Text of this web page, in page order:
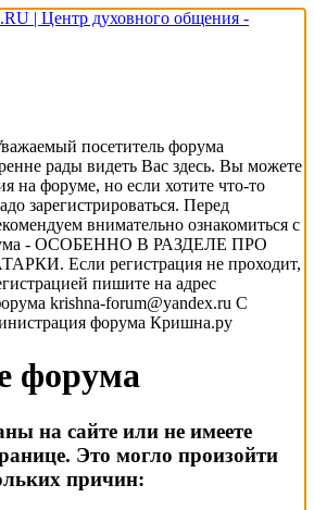
посетитель форума
рады видеть Вас здесь. Вы можете
на форуме, но если хотите что-то
зарегистрироваться. Перед
внимательно ознакомиться с
- ОСОБЕННО В РАЗДЕЛЕ ПРО
Если регистрация не проходит,
пишите на адрес
krishna-forum@yandex.ru С
форума Кришна.ру
форума
на сайте или не имеете
Это могло произойти
причин: